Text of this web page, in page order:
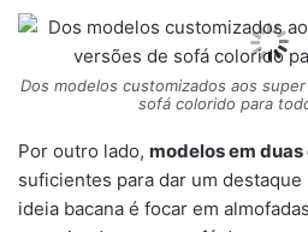
Dos modelos customizados aos
sofá colorido para
Por outro lado, modelos em
suficientes para dar um destaque
ideia bacana é focar em